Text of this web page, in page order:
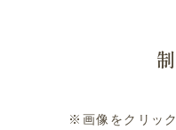
※画像をクリッ